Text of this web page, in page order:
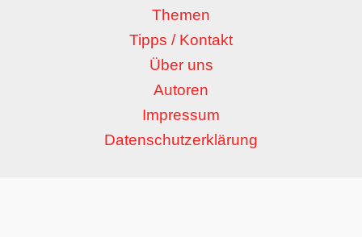
Themen
Tipps / Kontakt
Über uns
Autoren
Impressum
Datenschutzerklärung